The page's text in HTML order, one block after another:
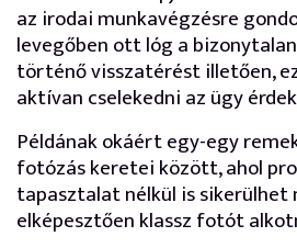
az irodai munkavégzésre
levegőben ott lóg a
történő visszatérést illetően,
aktívan cselekedni az ügy
Példának okáért egy-egy
fotózás keretei között, ahol
tapasztalat nélkül is sikerülhet
elképesztően klassz fotót